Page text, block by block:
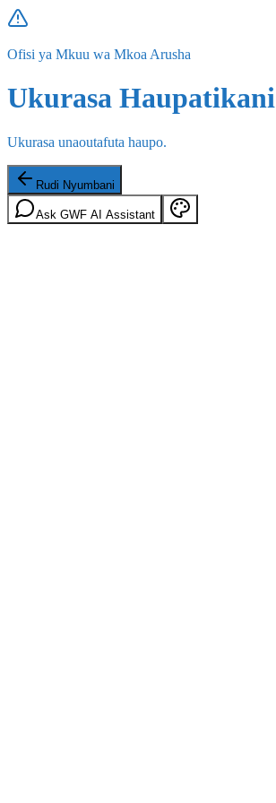
Ofisi ya Mkuu wa Mkoa Arusha
Ukurasa Haupatikani
Ukurasa unaoutafuta haupo.
Rudi Nyumbani
Ask GWF AI Assistant